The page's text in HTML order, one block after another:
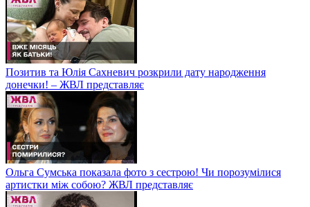
Позитив та Юлія Сахневич розкрили дату народження
донечки! – ЖВЛ представляє
Ольга Сумська показала фото з сестрою! Чи порозумілися
артистки між собою? ЖВЛ представляє